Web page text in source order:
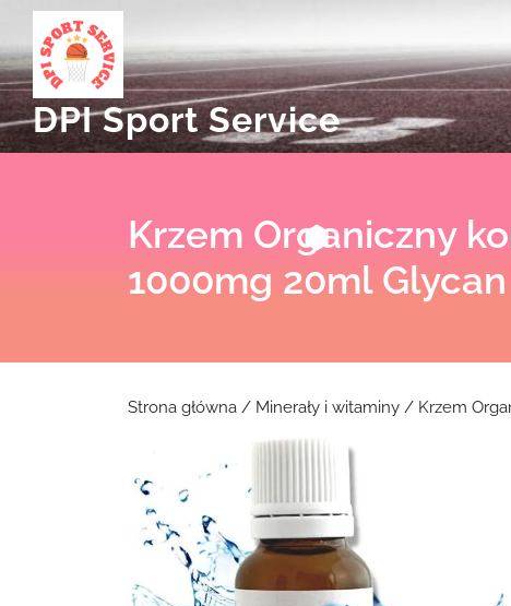
content
DPI Sport Service
Krzem Organiczny
1000mg 20ml
Strona główna / Minerały i witaminy / Krzem